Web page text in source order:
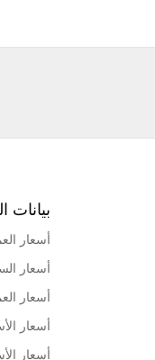
بيانات
أسعار
أسعار
أسعار
أسعار
أسعار